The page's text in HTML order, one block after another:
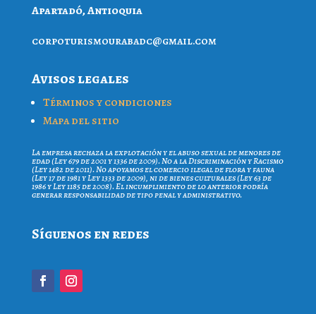
Apartadó, Antioquia
moc.l
iamg@
cdaba
ruoms
iruto
proc
Avisos legales
Términos y condiciones
Mapa del sitio
La empresa rechaza la explotación y el abuso sexual de menores de
edad (Ley 679 de 2001 y 1336 de 2009). No a la Discriminación y Racismo
(Ley 1482 de 2011). No apoyamos el comercio ilegal de flora y fauna
(Ley 17 de 1981 y Ley 1333 de 2009), ni de bienes culturales (Ley 63 de
1986 y Ley 1185 de 2008). El incumplimiento de lo anterior podría
generar responsabilidad de tipo penal y administrativo.
Síguenos en redes